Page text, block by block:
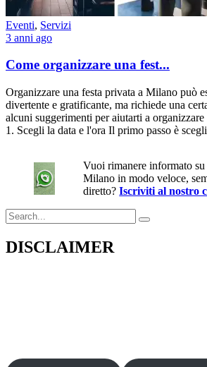
Eventi, Servizi
3 anni ago
Come organizzare una fest...
Organizzare una festa privata a Milano può
divertente e gratificante, ma richiede una
alcuni suggerimenti per aiutarti a
1. Scegli la data e l'ora Il primo passo è
Vuoi rimanere informato su
Milano in modo veloce,
diretto?Iscriviti al nostro
Search
for:
DISCLAIMER